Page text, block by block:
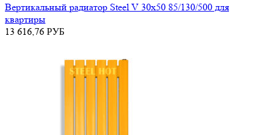
Вертикальный радиатор Steel V 30х50 85/130/500 для
квартиры
13 616,76 РУБ